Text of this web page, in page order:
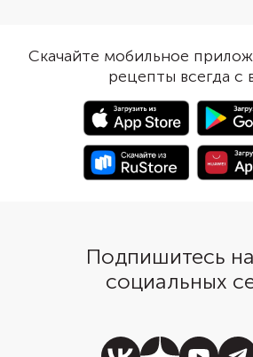
уварите их с сахаром и
лимонным соком. Добавьте
миндальный экстракт, измельчите
массу в пюре, процедите и
взбейте в охлажденной посуде.
Дайте застыть в морозильнике и
подайте. Сорбет получится
насыщенным по цвету и
Скачайте мобильное
рецепты всегда с
Подпишитесь
социальных